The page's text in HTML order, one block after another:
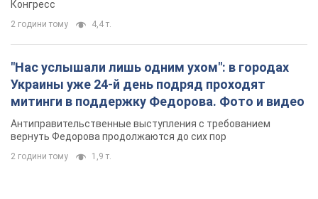
Конгресс
2 години тому 4,4 т.
"Нас услышали лишь одним ухом": в городах
Украины уже 24-й день подряд проходят
митинги в поддержку Федорова. Фото и видео
Антиправительственные выступления с требованием
вернуть Федорова продолжаются до сих пор
2 години тому 1,9 т.